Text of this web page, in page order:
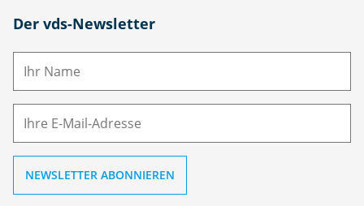
Der vds-Newsletter
N
M